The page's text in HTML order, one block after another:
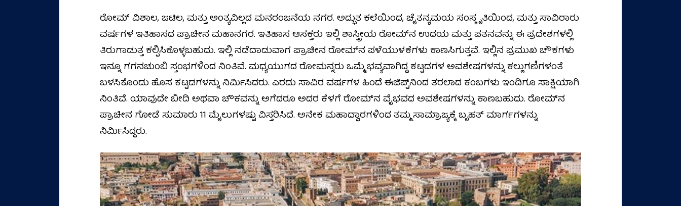
ರೋಮ್ ವಿಶಾಲ, ಜಟಿಲ, ಮತ್ತು ಅಂತ್ಯವಿಲ್ಲದ ಮನರಂಜನೆಯ ನಗರ. ಅದ್ಭುತ ಕಲೆಯಿಂದ, ಚೈತನ್ಯಮಯ ಸಂಸ್ಕೃತಿಯಿಂದ, ಮತ್ತು ಸಾವಿರಾರು
ವರ್ಷಗಳ ಇತಿಹಾಸದ ಪ್ರಾಚೀನ ಮಹಾನಗರ. ಇತಿಹಾಸ ಆಸಕ್ತರು ಇಲ್ಲಿ ಶಾಸ್ತ್ರೀಯ ರೋಮ್‌ನ ಉದಯ ಮತ್ತು ಪತನವನ್ನು ಈ ಪ್ರದೇಶಗಳಲ್ಲಿ
ತಿರುಗಾಡುತ್ತ ಕಲ್ಪಿಸಿಕೊಳ್ಳಬಹುದು. ಇಲ್ಲಿ ನಡೆದಾಡುವಾಗ ಪ್ರಾಚೀನ ರೋಮ್‌ನ ಪಳೆಯುಳಕೆಗಳು ಕಾಣಸಿಗುತ್ತವೆ. ಇಲ್ಲಿನ ಪ್ರಮುಖ ಚೌಕಗಳು
ಇನ್ನೂ ಗಗನಚುಂಬಿ ಸ್ತಂಭಗಳಿಂದ ನಿಂತಿವೆ. ಮಧ್ಯಯುಗದ ರೋಮನ್ನರು ಒಮ್ಮೆ ಭವ್ಯವಾಗಿದ್ದ ಕಟ್ಟಡಗಳ ಅವಶೇಷಗಳನ್ನು ಕಲ್ಲುಗಣಿಗಳಂತೆ
ಬಳಸಿಕೊಂಡು ಹೊಸ ಕಟ್ಟಡಗಳನ್ನು ನಿರ್ಮಿಸಿದರು. ಎರಡು ಸಾವಿರ ವರ್ಷಗಳ ಹಿಂದೆ ಈಜಿಪ್ಟ್‌ನಿಂದ ತರಲಾದ ಕಂಬಗಳು ಇಂದಿಗೂ ಸಾಕ್ಷಿಯಾಗಿ
ನಿಂತಿವೆ. ಯಾವುದೇ ಬೀದಿ ಅಥವಾ ಚೌಕವನ್ನು ಅಗೆದರೂ ಅದರ ಕೆಳಗೆ ರೋಮ್‌ನ ವೈಭವದ ಅವಶೇಷಗಳನ್ನು ಕಾಣಬಹುದು. ರೋಮ್‌ನ
ಪ್ರಾಚೀನ ಗೋಡೆ ಸುಮಾರು 11 ಮೈಲುಗಳಷ್ಟು ವಿಸ್ತರಿಸಿದೆ. ಅನೇಕ ಮಹಾದ್ವಾರಗಳಿಂದ ತಮ್ಮ ಸಾಮ್ರಾಜ್ಯಕ್ಕೆ ಬೃಹತ್ ಮಾರ್ಗಗಳನ್ನು
ನಿರ್ಮಿಸಿದ್ದರು.